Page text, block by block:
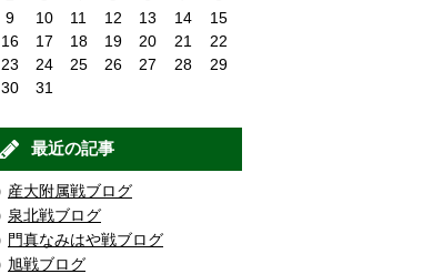
9
10 11 12 13 14
15
16
17 18 19 20 21
22
23
24 25 26 27 28
29
30
31
最近の記事
産大附属戦ブログ
泉北戦ブログ
門真なみはや戦ブログ
旭戦ブログ